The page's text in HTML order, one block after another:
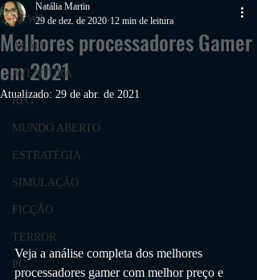
NEWS
AÇÃO
AVENTURA
RPG
MUNDO ABERTO
ESTRATÉGIA
SIMULAÇÃO
FICÇÃO
TERROR
PC
Melhores processadores Gamer
em 2021
Natália Martin
29 de dez. de 2020 12 min de leitura
Atualizado: 29 de abr. de 2021
Veja a análise completa dos melhores
processadores gamer com melhor preço e